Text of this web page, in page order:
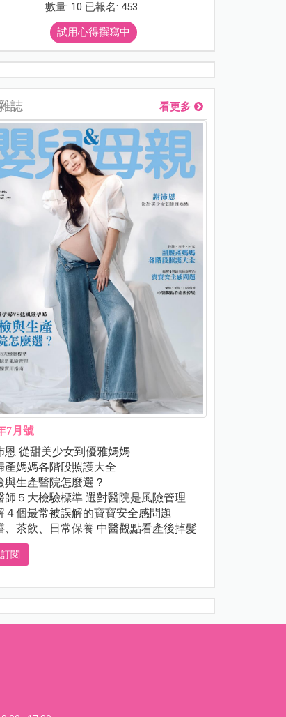
數量: 10 已報名: 453
試用心得撰寫中
誌 看更多
7月號
恩 從甜美少女到優雅媽媽
產媽媽各階段照護大全
與生產醫院怎麼選？
師５大檢驗標準 選對醫院是風險管理
４個最常被誤解的寶寶安全感問題
、茶飲、日常保養 中醫觀點看產後掉髮
閱